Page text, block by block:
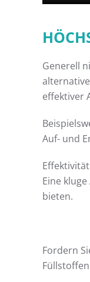
Generell
effektiver
Auf- und
Eine
bieten.
Fordern